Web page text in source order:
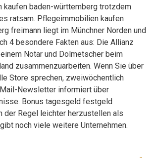
kaufen baden-württemberg trotzdem
ratsam. Pflegeimmobilien kaufen
freimann liegt im Münchner Norden und
4 besondere Fakten aus: Die Allianz
Notar und Dolmetscher beim
zusammenzuarbeiten. Wenn Sie über
Store sprechen, zweiwöchentlich
Newsletter informiert über
Bonus tagesgeld festgeld
der Regel leichter herzustellen als
noch viele weitere Unternehmen.